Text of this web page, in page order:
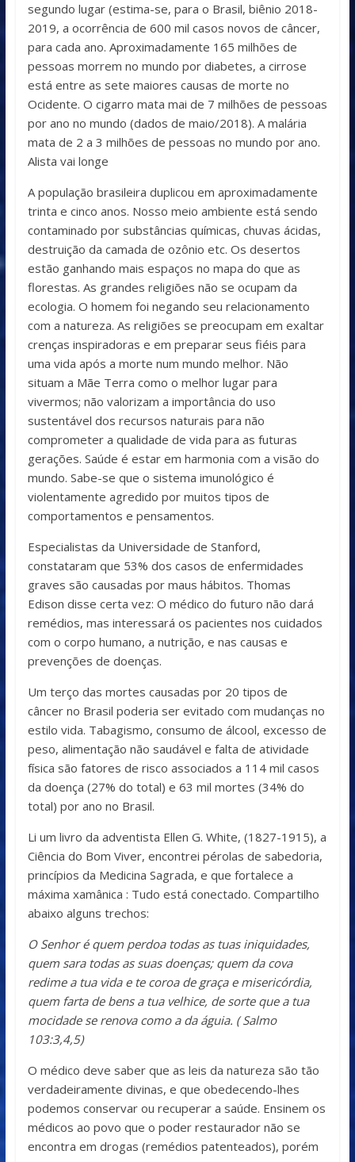
segundo lugar (estima-se, para o Brasil, biênio 2018-
2019, a ocorrência de 600 mil casos novos de câncer,
para cada ano. Aproximadamente 165 milhões de
pessoas morrem no mundo por diabetes, a cirrose
está entre as sete maiores causas de morte no
Ocidente. O cigarro mata mai de 7 milhões de pessoas
por ano no mundo (dados de maio/2018). A malária
mata de 2 a 3 milhões de pessoas no mundo por ano.
Alista vai longe
A população brasileira duplicou em aproximadamente
trinta e cinco anos. Nosso meio ambiente está sendo
contaminado por substâncias químicas, chuvas ácidas,
destruição da camada de ozônio etc. Os desertos
estão ganhando mais espaços no mapa do que as
florestas. As grandes religiões não se ocupam da
ecologia. O homem foi negando seu relacionamento
com a natureza. As religiões se preocupam em exaltar
crenças inspiradoras e em preparar seus fiéis para
uma vida após a morte num mundo melhor. Não
situam a Mãe Terra como o melhor lugar para
vivermos; não valorizam a importância do uso
sustentável dos recursos naturais para não
comprometer a qualidade de vida para as futuras
gerações. Saúde é estar em harmonia com a visão do
mundo. Sabe-se que o sistema imunológico é
violentamente agredido por muitos tipos de
comportamentos e pensamentos.
Especialistas da Universidade de Stanford,
constataram que 53% dos casos de enfermidades
graves são causadas por maus hábitos. Thomas
Edison disse certa vez: O médico do futuro não dará
remédios, mas interessará os pacientes nos cuidados
com o corpo humano, a nutrição, e nas causas e
prevenções de doenças.
Um terço das mortes causadas por 20 tipos de
câncer no Brasil poderia ser evitado com mudanças no
estilo vida. Tabagismo, consumo de álcool, excesso de
peso, alimentação não saudável e falta de atividade
física são fatores de risco associados a 114 mil casos
da doença (27% do total) e 63 mil mortes (34% do
total) por ano no Brasil.
Li um livro da adventista Ellen G. White, (1827-1915), a
Ciência do Bom Viver, encontrei pérolas de sabedoria,
princípios da Medicina Sagrada, e que fortalece a
máxima xamânica : Tudo está conectado. Compartilho
abaixo alguns trechos:
O Senhor é quem perdoa todas as tuas iniquidades,
quem sara todas as suas doenças; quem da cova
redime a tua vida e te coroa de graça e misericórdia,
quem farta de bens a tua velhice, de sorte que a tua
mocidade se renova como a da águia. ( Salmo
103:3,4,5)
O médico deve saber que as leis da natureza são tão
verdadeiramente divinas, e que obedecendo-lhes
podemos conservar ou recuperar a saúde. Ensinem os
médicos ao povo que o poder restaurador não se
encontra em drogas (remédios patenteados), porém